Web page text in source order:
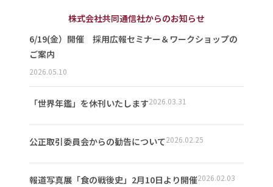
株式会社共同通信社からのお知らせ
6/19(金）開催 採用広報セミナー＆ワークショップの
ご案内
2026.05.10
「世界年鑑」を休刊いたします2026.03.31
公正取引委員会からの勧告について2026.02.25
報道写真展「食の戦後史」2月10日より開催2026.02.03